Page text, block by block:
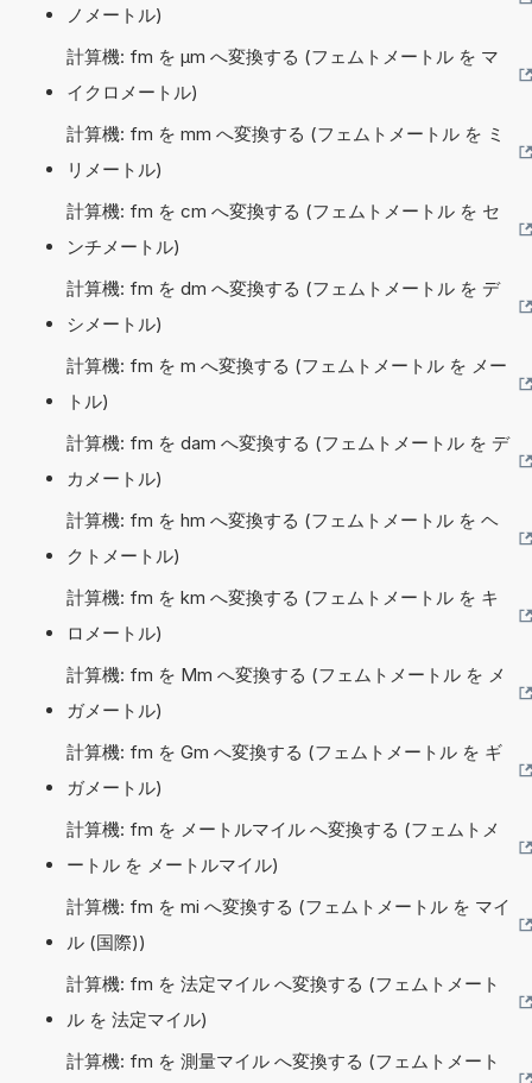
ノメートル)
計算機: fm を µm へ変換する (フェムトメートル を マ
イクロメートル)
計算機: fm を mm へ変換する (フェムトメートル を ミ
リメートル)
計算機: fm を cm へ変換する (フェムトメートル を セ
ンチメートル)
計算機: fm を dm へ変換する (フェムトメートル を デ
シメートル)
計算機: fm を m へ変換する (フェムトメートル を メー
トル)
計算機: fm を dam へ変換する (フェムトメートル を デ
カメートル)
計算機: fm を hm へ変換する (フェムトメートル を ヘ
クトメートル)
計算機: fm を km へ変換する (フェムトメートル を キ
ロメートル)
計算機: fm を Mm へ変換する (フェムトメートル を メ
ガメートル)
計算機: fm を Gm へ変換する (フェムトメートル を ギ
ガメートル)
計算機: fm を メートルマイル へ変換する (フェムトメ
ートル を メートルマイル)
計算機: fm を mi へ変換する (フェムトメートル を マイ
ル (国際))
計算機: fm を 法定マイル へ変換する (フェムトメート
ル を 法定マイル)
計算機: fm を 測量マイル へ変換する (フェムトメート